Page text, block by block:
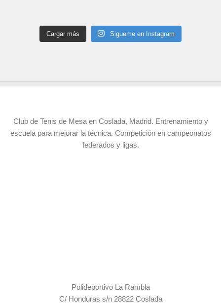
Cargar más Sigueme en Instagram
Club de Tenis de Mesa en Coslada, Madrid. Entrenamiento y
escuela para mejorar la técnica. Competición en campeonatos
federados y ligas.
Polideportivo La Rambla
C/ Honduras s/n 28822 Coslada